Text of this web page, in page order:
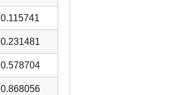
0.115741
0.231481
0.578704
0.868056